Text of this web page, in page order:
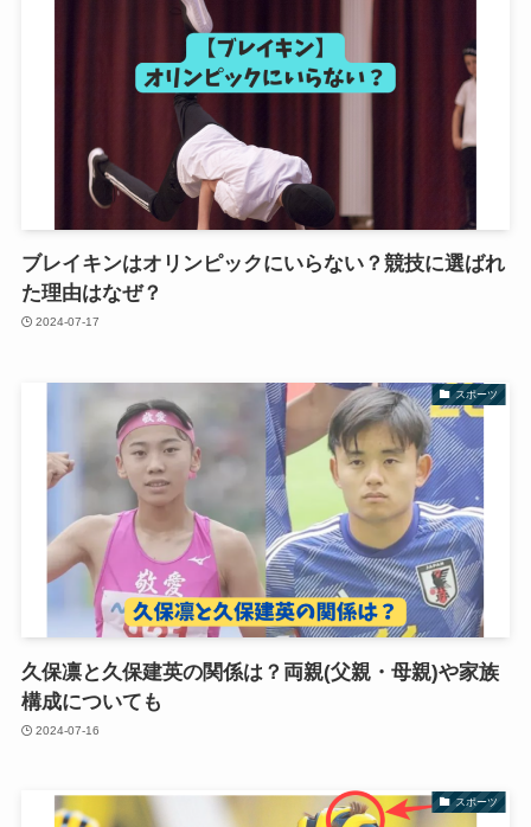
ブレイキンはオリンピックにいらない？競技に選ばれ
た理由はなぜ？
2024-07-17
スポーツ
久保凛と久保建英の関係は？両親(父親・母親)や家族
構成についても
2024-07-16
スポーツ